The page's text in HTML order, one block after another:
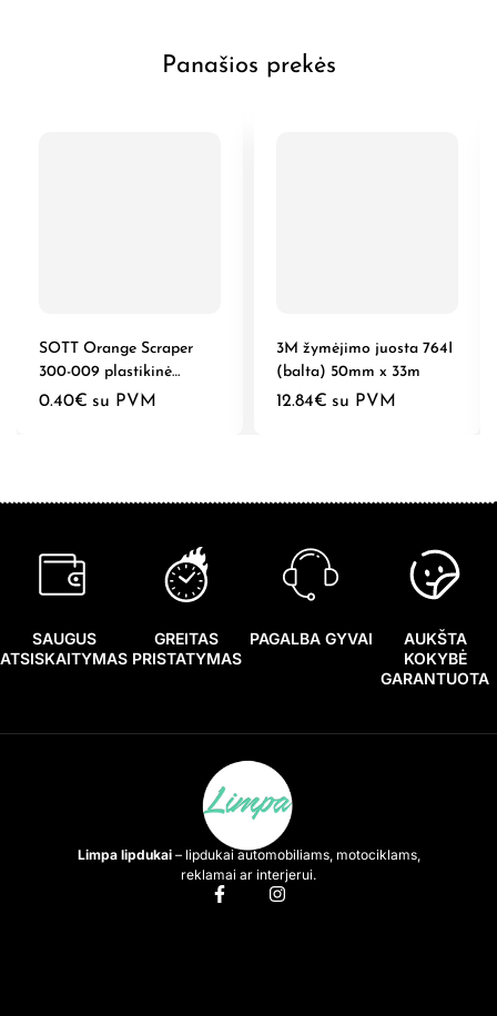
Panašios prekės
SOTT Orange Scraper
300-009 plastikinė
geležtė, 4cm
0.40€ su PVM
3M žymėjimo juosta 764I
(balta) 50mm x 33m
12.84€ su PVM
SAUGUS
ATSISKAITYMAS
GREITAS
PRISTATYMAS
PAGALBA GYVAI
AUKŠTA
KOKYBĖ
GARANTUOTA
Limpa lipdukai– lipdukai automobiliams, motociklams,
reklamai ar interjerui.